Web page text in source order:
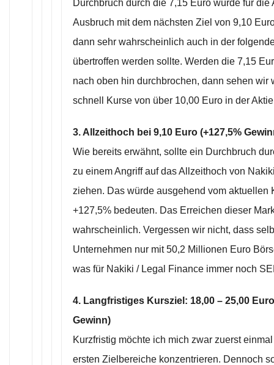
Durchbruch durch die 7,15 Euro würde für
Ausbruch mit dem nächsten Ziel von 9,10
dann sehr wahrscheinlich auch in der
übertroffen werden sollte. Werden die 7,15
nach oben hin durchbrochen, dann sehen wir
schnell Kurse von über 10,00 Euro in der
3. Allzeithoch bei 9,10 Euro (+127,5%
Wie bereits erwähnt, sollte ein Durchbruch
zu einem Angriff auf das Allzeithoch von
ziehen. Das würde ausgehend vom aktuellen
+127,5% bedeuten. Das Erreichen dieser
wahrscheinlich. Vergessen wir nicht, dass
Unternehmen nur mit 50,2 Millionen Euro
was für Nakiki / Legal Finance immer noch
4. Langfristiges Kursziel: 18,00 – 25,00
Gewinn)
Kurzfristig möchte ich mich zwar zuerst
ersten Zielbereiche konzentrieren. Dennoch